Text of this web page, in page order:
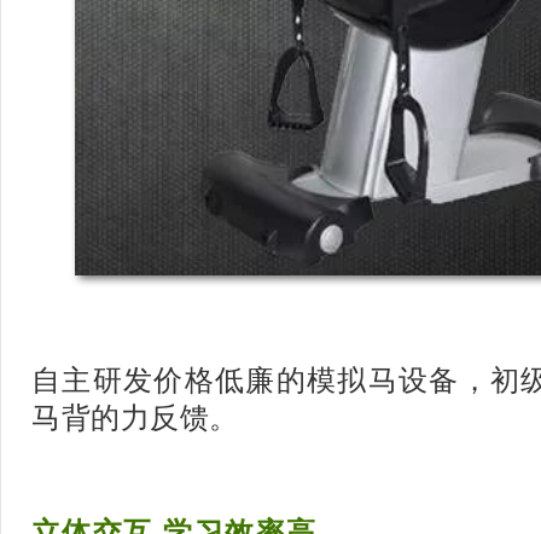
自主研发价格低廉的模拟马设备，初
马背的力反馈。